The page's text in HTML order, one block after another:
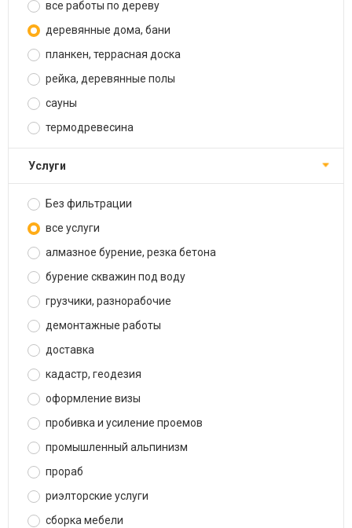
все работы по дереву
деревянные дома, бани
планкен, террасная доска
рейка, деревянные полы
сауны
термодревесина
услуги
Без фильтрации
все услуги
алмазное бурение, резка бетона
бурение скважин под воду
грузчики, разнорабочие
демонтажные работы
доставка
кадастр, геодезия
оформление визы
пробивка и усиление проемов
промышленный альпинизм
прораб
риэлторские услуги
сборка мебели